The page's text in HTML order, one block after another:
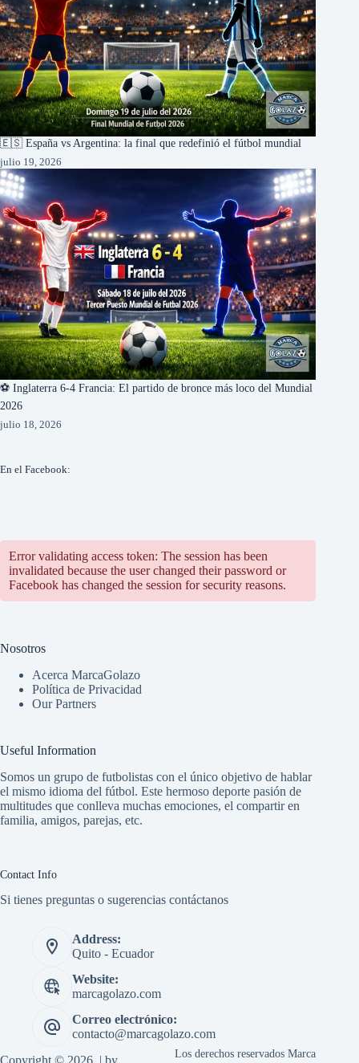
🇪🇸 España vs Argentina: la final que redefinió el fútbol mundial
julio 19, 2026
⚽ Inglaterra 6-4 Francia: El partido de bronce más loco del Mundial
2026
julio 18, 2026
En el Facebook:
Error validating access token: The session has been
invalidated because the user changed their password or
Facebook has changed the session for security reasons.
Nosotros
Acerca MarcaGolazo
Política de Privacidad
Our Partners
Useful Information
Somos un grupo de futbolistas con el único objetivo de hablar
el mismo idioma del fútbol. Este hermoso deporte pasión de
multitudes que conlleva muchas emociones, el compartir en
familia, amigos, parejas, etc.
Contact Info
Si tienes preguntas o sugerencias contáctanos
Address:
Quito - Ecuador
Website:
marcagolazo.com
Correo electrónico:
contacto@marcagolazo.com
Copyright © 2026 | by
Los derechos reservados Marca